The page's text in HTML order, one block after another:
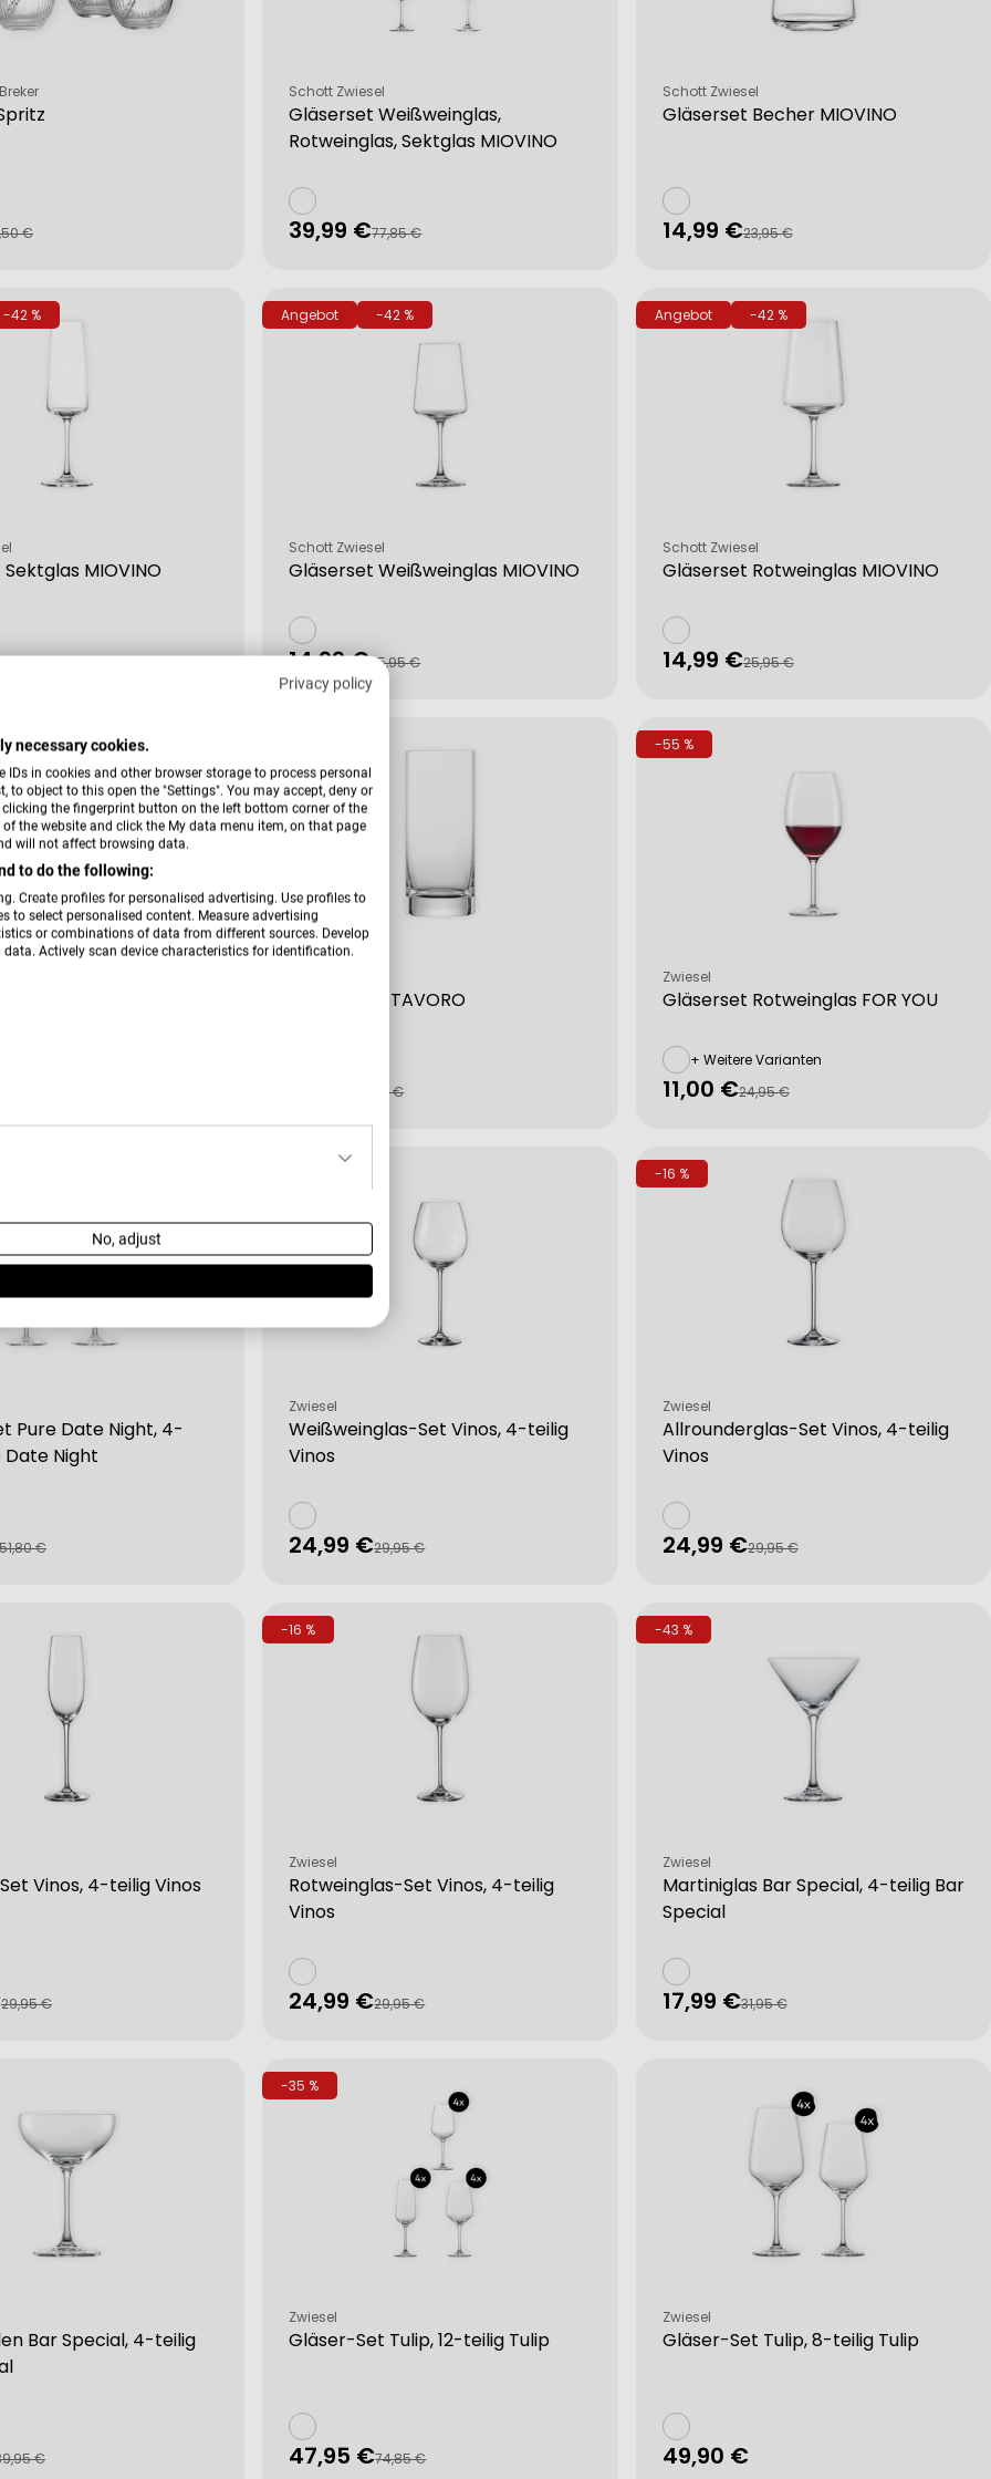
Privacy policy
necessary cookies.
in cookies and other browser storage to process personal
object to this open the "Settings". You may accept, deny or
the fingerprint button on the left bottom corner of the
the website and click the My data menu item, on that page
will not affect browsing data.
to do the following:
Create profiles for personalised advertising. Use profiles to
to select personalised content. Measure advertising
or combinations of data from different sources. Develop
Actively scan device characteristics for identification.
different sources
No, adjust
€
Gläserset Weißweinglas,
Rotweinglas, Sektglas MIOVINO
Verkäufer:
Schott Zwiesel
Verkaufspreis
39,99 €
Regulärer
77,85 €
Gläserset Becher MIOVINO
Verkäufer:
Schott Zwiesel
Verkaufspreis
14,99 €
Regulärer
23,95 €
-42 %
MIOVINO
€
Angebot -42 %
Gläserset Weißweinglas MIOVINO
Verkäufer:
Schott Zwiesel
Verkaufspreis
14,99 €
Regulärer
Preis
25,95 €
Angebot -42 %
Gläserset Rotweinglas MIOVINO
Verkäufer:
Schott Zwiesel
Verkaufspreis
14,99 €
Regulärer
25,95 €
Bierbecher TAVORO
Verkaufspreis
Regulärer
Preis
8,95 €
-55 %
Gläserset Rotweinglas FOR YOU
Verkäufer:
Zwiesel
+ Weitere Varianten
Verkaufspreis
11,00 €
Regulärer
24,95 €
Pure Date Night, 4-
Date Night
51,80 €
Weißweinglas-Set Vinos, 4-teilig
Vinos
Verkäufer:
Zwiesel
Verkaufspreis
24,99 €
Regulärer29,95 €
-16 %
Allrounderglas-Set Vinos, 4-teilig
Vinos
Verkäufer:
Zwiesel
Verkaufspreis
24,99 €
Regulärer29,95 €
Vinos, 4-teilig Vinos
29,95 €
-16 %
Rotweinglas-Set Vinos, 4-teilig
Vinos
Verkäufer:
Zwiesel
Verkaufspreis
24,99 €
Regulärer29,95 €
-43 %
Martiniglas Bar Special, 4-teilig Bar
Special
Verkäufer:
Zwiesel
Verkaufspreis
17,99 €
Regulärer
31,95 €
Bar Special, 4-teilig
€
-35 %
Gläser-Set Tulip, 12-teilig Tulip
Verkäufer:
Zwiesel
Verkaufspreis
47,95 €
Regulärer74,85 €
Gläser-Set Tulip, 8-teilig Tulip
Verkäufer:
Zwiesel
Regulärer
49,90 €